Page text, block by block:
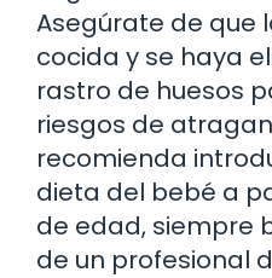
Asegúrate de que
cocida y se haya
rastro de huesos
riesgos de
recomienda
dieta del bebé a
de edad, siempre
de un profesional